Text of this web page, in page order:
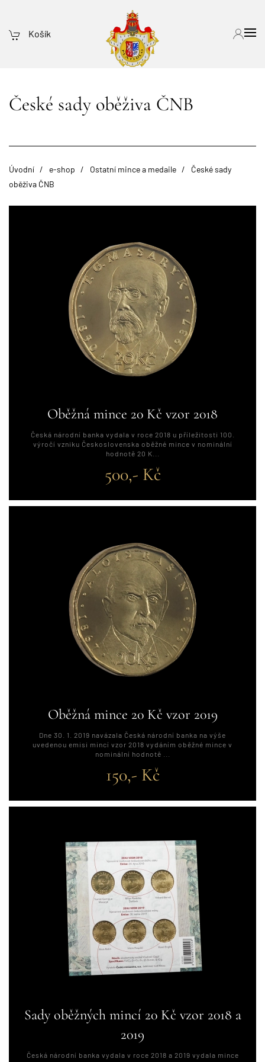
Košík
České sady oběživa ČNB
Úvodní e-shop Ostatní mince a medaile
České sady
oběživa ČNB
Oběžná mince 20 Kč vzor 2018
Česká národní banka vydala v roce 2018 u příležitosti 100.
výročí vzniku Československa oběžné mince v nominální
hodnotě 20 K...
500,- Kč
Oběžná mince 20 Kč vzor 2019
Dne 30. 1. 2019 navázala Česká národní banka na výše
uvedenou emisi mincí vzor 2018 vydáním oběžné mince v
nominální hodnotě ...
150,- Kč
Sady oběžných mincí 20 Kč vzor 2018 a
2019
Česká národní banka vydala v roce 2018 a 2019 vydala mince